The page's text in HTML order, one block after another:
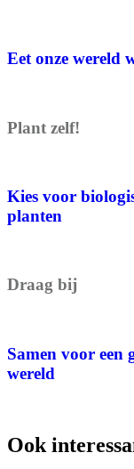
Eet onze wereld
Plant zelf!
Kies voor
planten
Draag bij
Samen voor een
wereld
Ook